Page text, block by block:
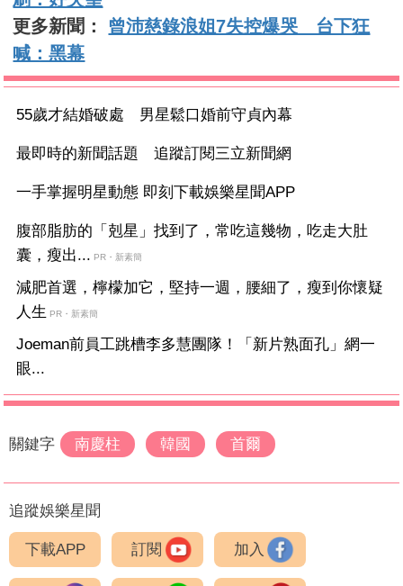
更多新聞： 曾沛慈錄浪姐7失控爆哭 台下狂
喊：黑幕
55歲才結婚破處 男星鬆口婚前守貞內幕
最即時的新聞話題 追蹤訂閱三立新聞網
一手掌握明星動態 即刻下載娛樂星聞APP
腹部脂肪的「剋星」找到了，常吃這幾物，吃走大肚
囊，瘦出... PR・新素簡
減肥首選，檸檬加它，堅持一週，腰細了，瘦到你懷疑
人生 PR・新素簡
Joeman前員工跳槽李多慧團隊！「新片熟面孔」網一
眼...
關鍵字 南慶柱 韓國 首爾
追蹤娛樂星聞
下載APP 訂閱 加入